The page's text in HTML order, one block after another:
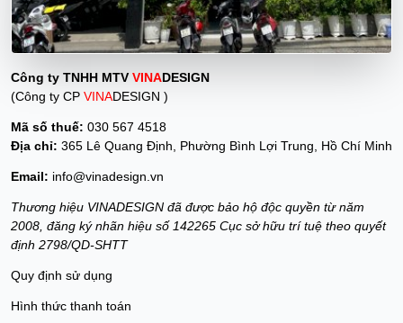
Công ty TNHH MTVVINADESIGN
(Công ty CP VINADESIGN )
Mã số thuế: 030 567 4518
Địa chỉ: 365 Lê Quang Định, Phường Bình Lợi Trung, Hồ Chí Minh
Email: info@vinadesign.vn
Thương hiệu VINADESIGN đã được bảo hộ độc quyền từ năm
2008, đăng ký nhãn hiệu số 142265 Cục sở hữu trí tuệ theo quyết
định 2798/QD-SHTT
Quy định sử dụng
Hình thức thanh toán